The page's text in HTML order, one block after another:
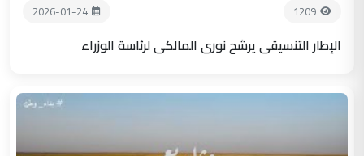
1209
2026-01-24
الإطار التنسيقي يرشح نوري المالكي لرئاسة الوزراء